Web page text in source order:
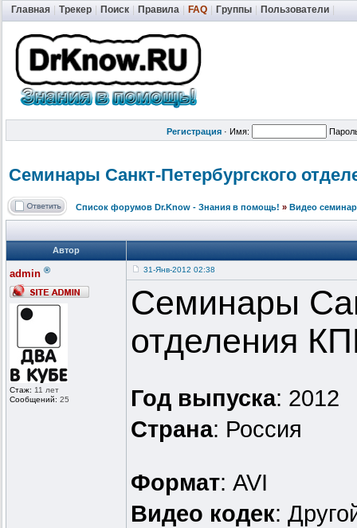
Главная Трекер Поиск Правила FAQ Группы Пользователи
Регистрация · Имя:
Семинары Санкт-Петербургского
Список форумов Dr.Know - Знания в помощь! » Видео
Автор
admin ®
Стаж: 11 лет
Сообщений: 25
31-Янв-2012 02:38
Семинары
отделения
Год выпуска: 2012
Страна: Россия
Формат: AVI
Видео кодек: